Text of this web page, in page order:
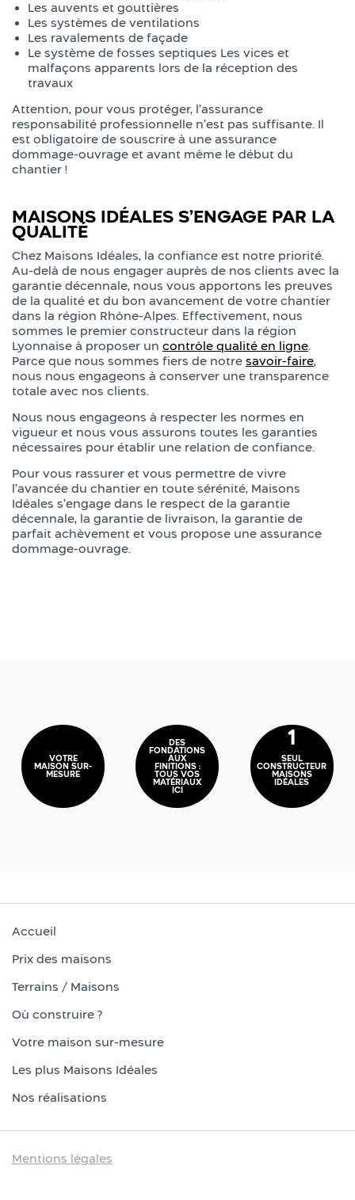
Les auvents et gouttières
Les systèmes de ventilations
Les ravalements de façade
Le système de fosses septiques Les vices et
malfaçons apparents lors de la réception des
travaux
Attention, pour vous protéger, l’assurance
responsabilité professionnelle n’est pas suffisante. Il
est obligatoire de souscrire à une assurance
dommage-ouvrage et avant même le début du
chantier !
MAISONS IDÉALES S’ENGAGE PAR LA
QUALITÉ
Chez Maisons Idéales, la confiance est notre priorité.
Au-delà de nous engager auprès de nos clients avec la
garantie décennale, nous vous apportons les preuves
de la qualité et du bon avancement de votre chantier
dans la région Rhône-Alpes. Effectivement, nous
sommes le premier constructeur dans la région
Lyonnaise à proposer un contrôle qualité en ligne.
Parce que nous sommes fiers de notre savoir-faire,
nous nous engageons à conserver une transparence
totale avec nos clients.
Nous nous engageons à respecter les normes en
vigueur et nous vous assurons toutes les garanties
nécessaires pour établir une relation de confiance.
Pour vous rassurer et vous permettre de vivre
l’avancée du chantier en toute sérénité, Maisons
Idéales s’engage dans le respect de la garantie
décennale, la garantie de livraison, la garantie de
parfait achèvement et vous propose une assurance
dommage-ouvrage.
VOTRE
MAISON SUR-
MESURE
DES
FONDATIONS
AUX
FINITIONS :
TOUS VOS
MATÉRIAUX
ICI
1
SEUL
CONSTRUCTEUR
MAISONS
IDÉALES
Accueil
Prix des maisons
Terrains / Maisons
Où construire ?
Votre maison sur-mesure
Les plus Maisons Idéales
Nos réalisations
Mentions légales